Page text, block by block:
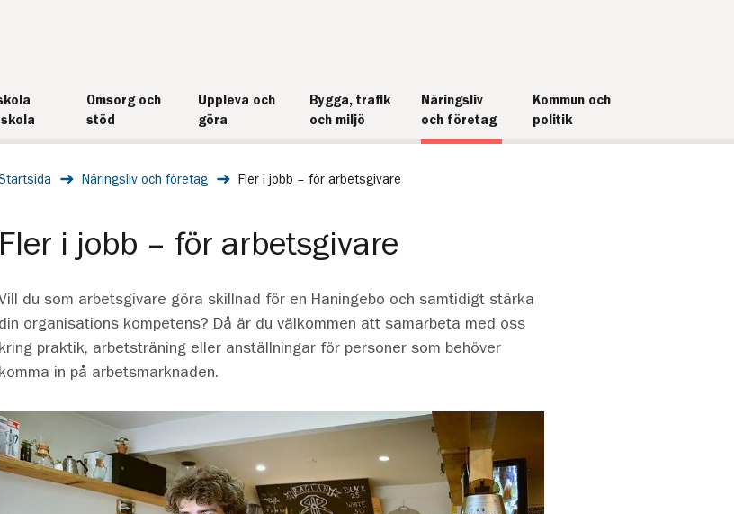
Omsorg och
stöd
Uppleva och
göra
Bygga, trafik
och miljö
Näringsliv
och företag
Kommun och
politik
Näringsliv och företag Fler i jobb – för arbetsgivare
Fler i jobb – för arbetsgivare
du som arbetsgivare göra skillnad för en Haningebo och samtidigt stärka
din organisations kompetens? Då är du välkommen att samarbeta med oss
kring praktik, arbetsträning eller anställningar för personer som behöver
komma in på arbetsmarknaden.